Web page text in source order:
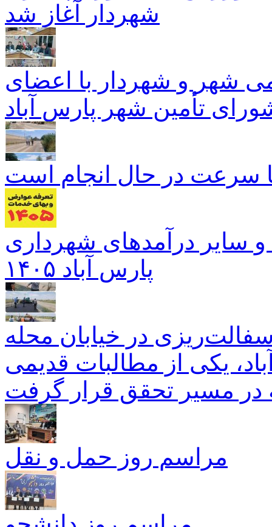
شهردار آغاز شد
شهر و شهردار با اعضای
تأمین شهر پارس آباد
سرعت در حال انجام است
سایر درآمدهای شهرداری
پارس آباد ۱۴۰۵
در خیابان محله
یکی از مطالبات قدیمی
در مسیر تحقق قرار گرفت
مراسم روز حمل و نقل